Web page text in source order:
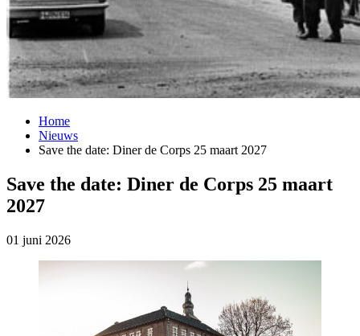
Home
Nieuws
Save the date: Diner de Corps 25 maart 2027
Save the date: Diner de Corps 25 maart
2027
01 juni 2026